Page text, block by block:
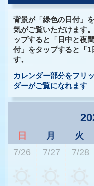
背景が「緑色の日付」
気がご覧いただけます
ップすると「日中と夜
付」をタップすると「1
す。
カレンダー部分をフリ
ダーがご覧になれます
日 月 火
7/26
7/27 7/28